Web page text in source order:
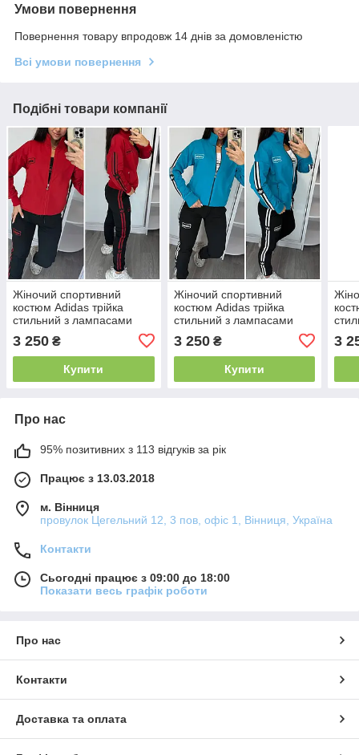
Умови повернення
Повернення товару впродовж 14 днів за домовленістю
Всі умови повернення
Подібні товари компанії
Жіночий спортивний
костюм Adidas трійка
стильний з лампасами
трикотаж Туреччина)
3 250 ₴
Купити
Жіночий спортивний
костюм Adidas трійка
стильний з лампасами
бірюза (Адідас трикотаж
Туреччина)
3 250₴
Купити
3
Про нас
95% позитивних з 113 відгуків за рік
Працює з 13.03.2018
м. Вінниця
провулок Цегельний 12, 3 пов, офіс 1, Вінниця, Україна
Контакти
Сьогодні працює з 09:00 до 18:00
Показати весь графік роботи
Про нас
Контакти
Доставка та оплата